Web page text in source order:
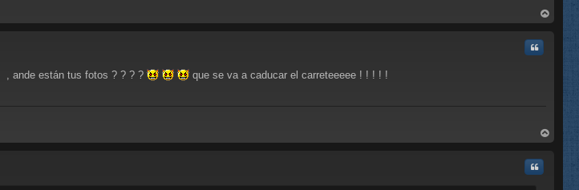
rri
ba
Citar
, ande están tus fotos ? ? ? ? que se va a caducar el carreteeeee ! ! ! ! !
rri
ba
Citar